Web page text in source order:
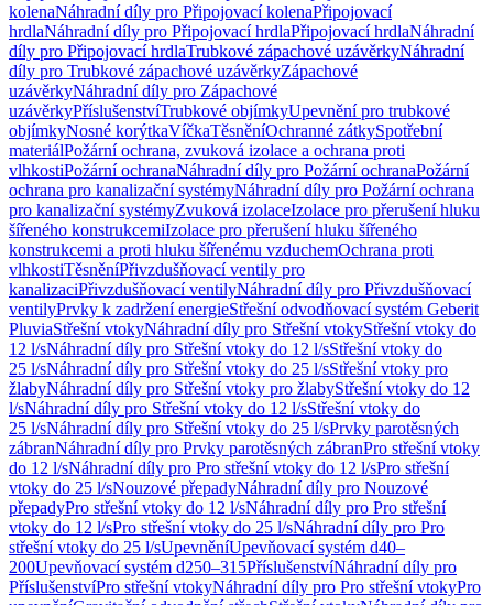
kolenaNáhradní díly pro Připojovací kolenaPřipojovací
hrdlaNáhradní díly pro Připojovací hrdlaPřipojovací hrdlaNáhradní
díly pro Připojovací hrdlaTrubkové zápachové uzávěrkyNáhradní
díly pro Trubkové zápachové uzávěrkyZápachové
uzávěrkyNáhradní díly pro Zápachové
uzávěrkyPříslušenstvíTrubkové objímkyUpevnění pro trubkové
objímkyNosné korýtkaVíčkaTěsněníOchranné zátkySpotřební
materiálPožární ochrana, zvuková izolace a ochrana proti
vlhkostiPožární ochranaNáhradní díly pro Požární ochranaPožární
ochrana pro kanalizační systémyNáhradní díly pro Požární ochrana
pro kanalizační systémyZvuková izolaceIzolace pro přerušení hluku
šířeného konstrukcemiIzolace pro přerušení hluku šířeného
konstrukcemi a proti hluku šířenému vzduchemOchrana proti
vlhkostiTěsněníPřivzdušňovací ventily pro
kanalizaciPřivzdušňovací ventilyNáhradní díly pro Přivzdušňovací
ventilyPrvky k zadržení energieStřešní odvodňovací systém Geberit
PluviaStřešní vtokyNáhradní díly pro Střešní vtokyStřešní vtoky do
12 l/sNáhradní díly pro Střešní vtoky do 12 l/sStřešní vtoky do
25 l/sNáhradní díly pro Střešní vtoky do 25 l/sStřešní vtoky pro
žlabyNáhradní díly pro Střešní vtoky pro žlabyStřešní vtoky do 12
l/sNáhradní díly pro Střešní vtoky do 12 l/sStřešní vtoky do
25 l/sNáhradní díly pro Střešní vtoky do 25 l/sPrvky parotěsných
zábranNáhradní díly pro Prvky parotěsných zábranPro střešní vtoky
do 12 l/sNáhradní díly pro Pro střešní vtoky do 12 l/sPro střešní
vtoky do 25 l/sNouzové přepadyNáhradní díly pro Nouzové
přepadyPro střešní vtoky do 12 l/sNáhradní díly pro Pro střešní
vtoky do 12 l/sPro střešní vtoky do 25 l/sNáhradní díly pro Pro
střešní vtoky do 25 l/sUpevněníUpevňovací systém d40–
200Upevňovací systém d250–315PříslušenstvíNáhradní díly pro
PříslušenstvíPro střešní vtokyNáhradní díly pro Pro střešní vtokyPro